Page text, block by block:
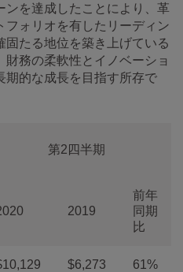
ンを達成したことにより、革
フォリオを有したリーディン
固たる地位を築き上げている
務の柔軟性とイノベーショ
期的な成長を目指す所存で
第2四半期
2019
前年
同期
比
$6,273 61%